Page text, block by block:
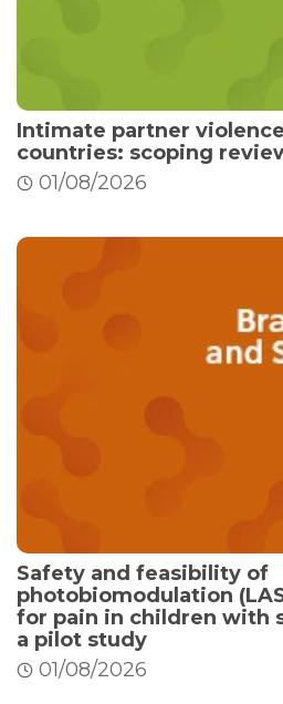
Intimate partner
countries: scoping
01/08/2026
Safety and feasibility of
photobiomodulation
for pain in children with
a pilot study
01/08/2026